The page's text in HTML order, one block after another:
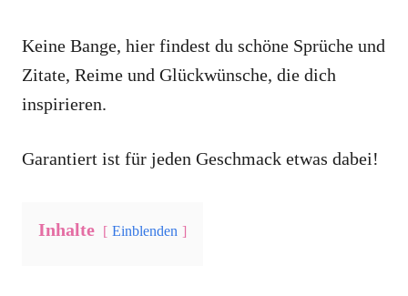
Keine Bange, hier findest du schöne Sprüche und
Zitate, Reime und Glückwünsche, die dich
inspirieren.
Garantiert ist für jeden Geschmack etwas dabei!
Inhalte Einblenden